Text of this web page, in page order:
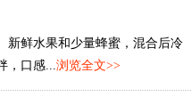
新鲜水果和少量蜂蜜，混合后冷
，口感...浏览全文>>